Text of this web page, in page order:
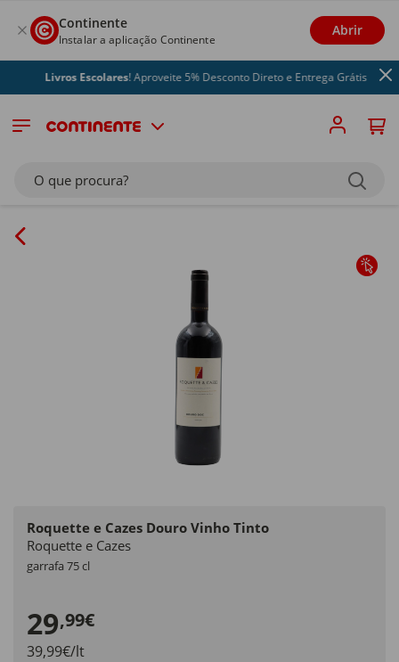
Continente
Instalar a aplicação Continente
Abrir
Livros Escolares! Aproveite 5% Desconto Direto e Entrega Grátis
O que procura?
Roquette e Cazes Douro Vinho Tinto
Roquette e Cazes
garrafa 75 cl
29,99€
39,99€/lt